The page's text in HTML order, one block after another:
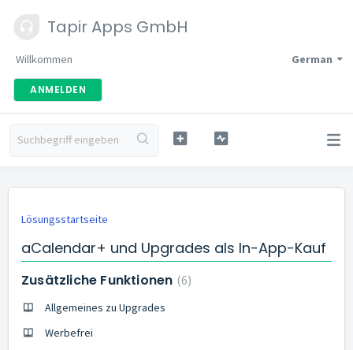
Tapir Apps GmbH
German
Willkommen
ANMELDEN
Lösungsstartseite
aCalendar+ und Upgrades als In-App-Kauf
Zusätzliche Funktionen 6
Allgemeines zu Upgrades
Werbefrei